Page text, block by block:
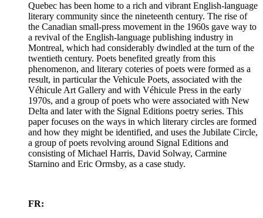
Quebec has been home to a rich and vibrant English-language
literary community since the nineteenth century. The rise of
the Canadian small-press movement in the 1960s gave way to
a revival of the English-language publishing industry in
Montreal, which had considerably dwindled at the turn of the
twentieth century. Poets benefited greatly from this
phenomenon, and literary coteries of poets were formed as a
result, in particular the Vehicule Poets, associated with the
Véhicule Art Gallery and with Véhicule Press in the early
1970s, and a group of poets who were associated with New
Delta and later with the Signal Editions poetry series. This
paper focuses on the ways in which literary circles are formed
and how they might be identified, and uses the Jubilate Circle,
a group of poets revolving around Signal Editions and
consisting of Michael Harris, David Solway, Carmine
Starnino and Eric Ormsby, as a case study.
FR: